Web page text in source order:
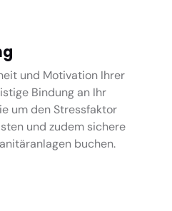
und Motivation Ihrer
Bindung an Ihr
um den Stressfaktor
und zudem sichere
buchen.